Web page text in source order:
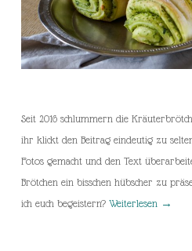
Seit 2016 schlummern die
ihr klickt den Beitrag eindeutig zu
Fotos gemacht und den Text
Brötchen ein bisschen hübscher zu
ich euch begeistern? Weiterlesen →